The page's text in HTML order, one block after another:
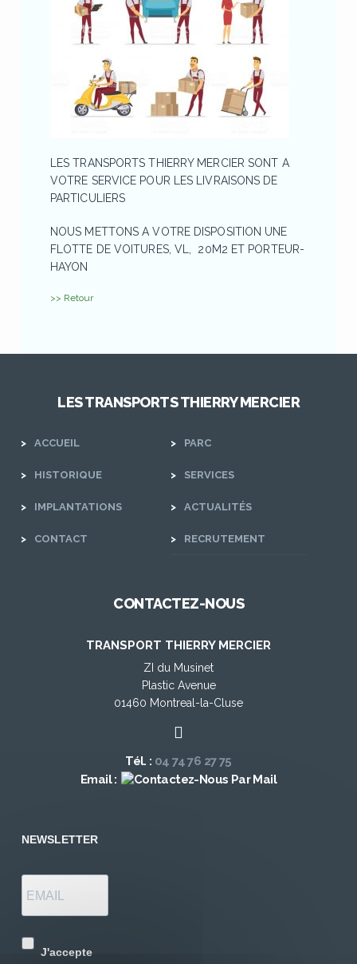
LES TRANSPORTS THIERRY MERCIER SONT A
VOTRE SERVICE POUR LES LIVRAISONS DE
PARTICULIERS
NOUS METTONS A VOTRE DISPOSITION UNE
FLOTTE DE VOITURES, VL, 20M2 ET PORTEUR-
HAYON
>> Retour
LES TRANSPORTS THIERRY MERCIER
ACCUEIL PARC
HISTORIQUE SERVICES
IMPLANTATIONS ACTUALITÉS
CONTACT RECRUTEMENT
CONTACTEZ-NOUS
TRANSPORT THIERRY MERCIER
ZI du Musinet
Plastic Avenue
01460 Montreal-la-Cluse
Tél. : 04 74 76 27 75
Email :
NEWSLETTER
J'accepte